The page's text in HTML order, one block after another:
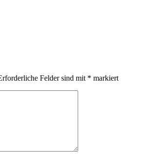
Felder sind mit * markiert